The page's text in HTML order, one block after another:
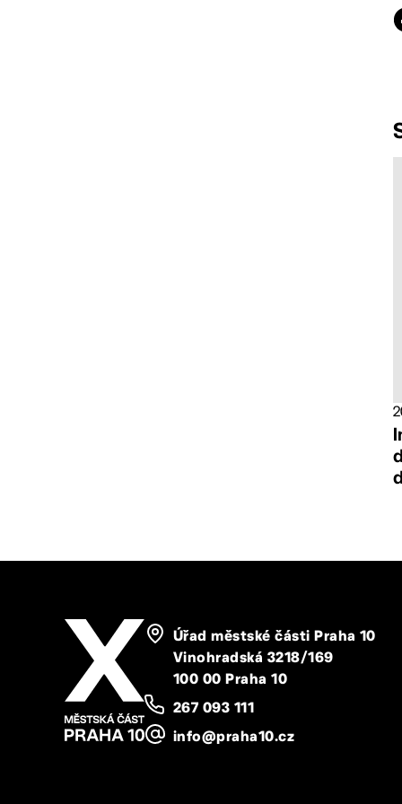
Úřad městské části Praha 10
Vinohradská 3218/169
100 00 Praha 10
267 093 111
info@praha10.cz